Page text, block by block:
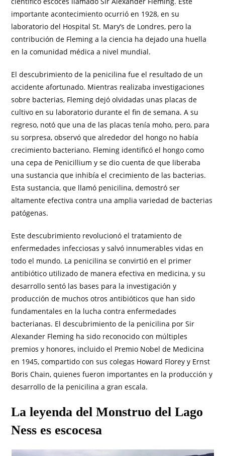
importante acontecimiento ocurrió en 1928, en su
laboratorio del Hospital St. Mary’s de Londres, pero la
contribución de Fleming a la ciencia ha dejado una huella
en la comunidad médica a nivel mundial.
El descubrimiento de la penicilina fue el resultado de un
accidente afortunado. Mientras realizaba investigaciones
sobre bacterias, Fleming dejó olvidadas unas placas de
cultivo en su laboratorio durante el fin de semana. A su
regreso, notó que una de las placas tenía moho, pero, para
su sorpresa, observó que alrededor del hongo no había
crecimiento bacteriano. Fleming identificó el hongo como
una cepa de Penicillium y se dio cuenta de que liberaba
una sustancia que inhibía el crecimiento de las bacterias.
Esta sustancia, que llamó penicilina, demostró ser
altamente efectiva contra una amplia variedad de bacterias
patógenas.
Este descubrimiento revolucionó el tratamiento de
enfermedades infecciosas y salvó innumerables vidas en
todo el mundo. La penicilina se convirtió en el primer
antibiótico utilizado de manera efectiva en medicina, y su
desarrollo sentó las bases para la investigación y
producción de muchos otros antibióticos que han sido
fundamentales en la lucha contra enfermedades
bacterianas. El descubrimiento de la penicilina por Sir
Alexander Fleming ha sido reconocido con múltiples
premios y honores, incluido el Premio Nobel de Medicina
en 1945, compartido con sus colegas Howard Florey y Ernst
Boris Chain, quienes fueron importantes en la producción y
desarrollo de la penicilina a gran escala.
La leyenda del Monstruo del Lago
Ness es escocesa